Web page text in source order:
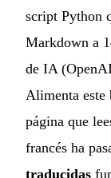
script Python
Markdown a
de IA
Alimenta
página que
francés ha
traducidas